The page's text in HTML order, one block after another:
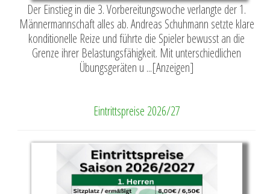
Der Einstieg in die 3. Vorbereitungswoche verlangte der 1.
Männermannschaft alles ab. Andreas Schuhmann setzte klare
konditionelle Reize und führte die Spieler bewusst an die
Grenze ihrer Belastungsfähigkeit. Mit unterschiedlichen
Übungsgeräten u ...[Anzeigen]
Eintrittspreise 2026/27